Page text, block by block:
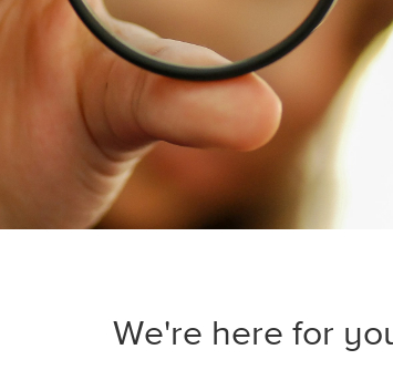
We're here for